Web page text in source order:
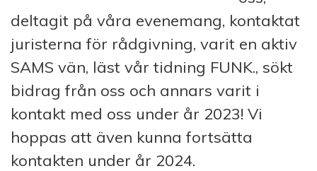
deltagit på våra evenemang, kontaktat
juristerna för rådgivning, varit en aktiv
SAMS vän, läst vår tidning FUNK., sökt
bidrag från oss och annars varit i
kontakt med oss under år 2023! Vi
hoppas att även kunna fortsätta
kontakten under år 2024.